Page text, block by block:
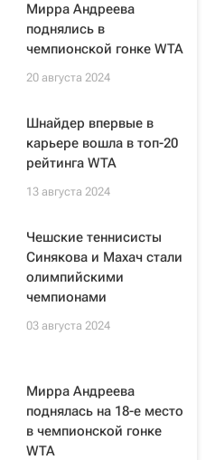
Мирра Андреева
поднялись в
чемпионской гонке WTA
20 августа 2024
Шнайдер впервые в
карьере вошла в топ-20
рейтинга WTA
13 августа 2024
Чешские теннисисты
Синякова и Махач стали
олимпийскими
чемпионами
03 августа 2024
Мирра Андреева
поднялась на 18-е место
в чемпионской гонке
WTA